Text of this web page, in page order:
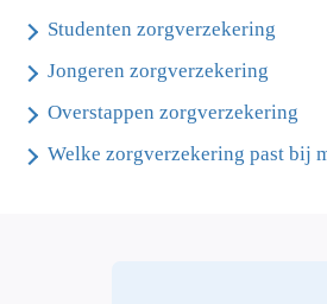
Studenten zorgverzekering
Jongeren zorgverzekering
Overstappen zorgverzekering
Welke zorgverzekering past bij